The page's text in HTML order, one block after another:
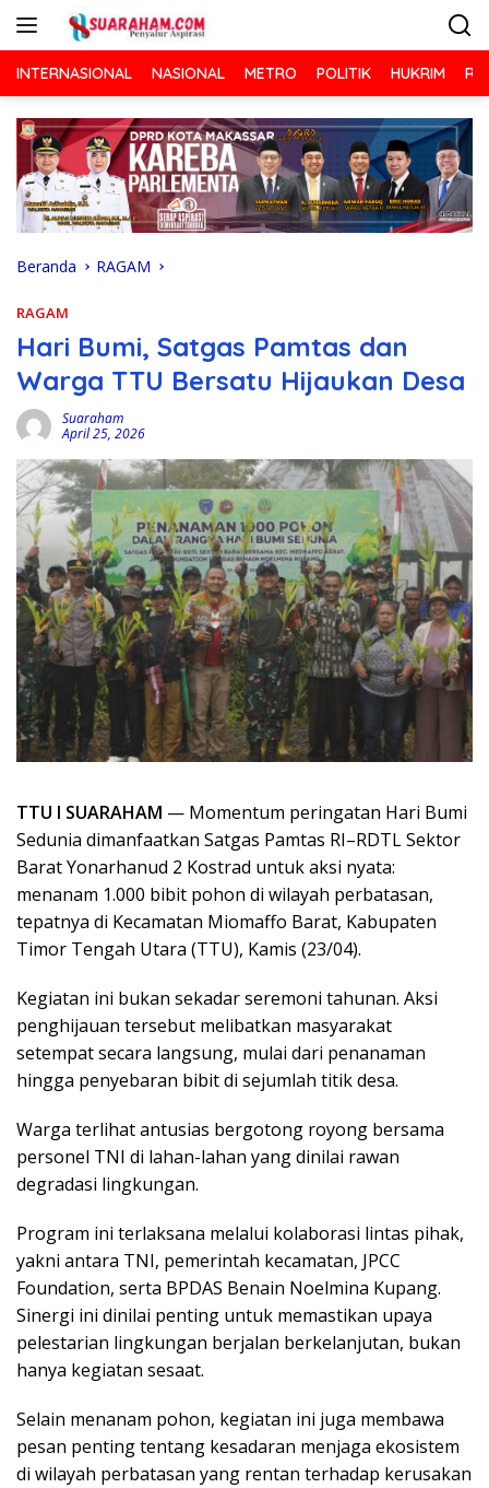
INTERNASIONAL NASIONAL METRO POLITIK HUKRIM
Beranda RAGAM
RAGAM
Hari Bumi, Satgas Pamtas dan
Warga TTU Bersatu Hijaukan Desa
Suaraham
April 25, 2026
TTU I SUARAHAM — Momentum peringatan Hari Bumi
Sedunia dimanfaatkan Satgas Pamtas RI–RDTL Sektor
Barat Yonarhanud 2 Kostrad untuk aksi nyata:
menanam 1.000 bibit pohon di wilayah perbatasan,
tepatnya di Kecamatan Miomaffo Barat, Kabupaten
Timor Tengah Utara (TTU), Kamis (23/04).
Kegiatan ini bukan sekadar seremoni tahunan. Aksi
penghijauan tersebut melibatkan masyarakat
setempat secara langsung, mulai dari penanaman
hingga penyebaran bibit di sejumlah titik desa.
Warga terlihat antusias bergotong royong bersama
personel TNI di lahan-lahan yang dinilai rawan
degradasi lingkungan.
Program ini terlaksana melalui kolaborasi lintas pihak,
yakni antara TNI, pemerintah kecamatan, JPCC
Foundation, serta BPDAS Benain Noelmina Kupang.
Sinergi ini dinilai penting untuk memastikan upaya
pelestarian lingkungan berjalan berkelanjutan, bukan
hanya kegiatan sesaat.
Selain menanam pohon, kegiatan ini juga membawa
pesan penting tentang kesadaran menjaga ekosistem
di wilayah perbatasan yang rentan terhadap kerusakan